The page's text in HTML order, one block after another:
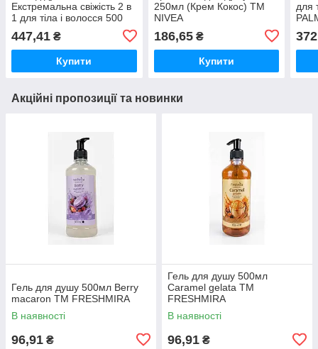
Екстремальна свіжість 2 в
1 для тіла і волосся 500
447,41 ₴
Купити
250мл (Крем Кокос) ТМ
NIVEA
186,65₴
Купити
для
Акційні пропозиції та новинки
Гель для душу 500мл Berry
macaron ТМ FRESHMIRA
В наявності
96,91 ₴
Гель для душу 500мл
Caramel gelata ТМ
FRESHMIRA
В наявності
96,91 ₴